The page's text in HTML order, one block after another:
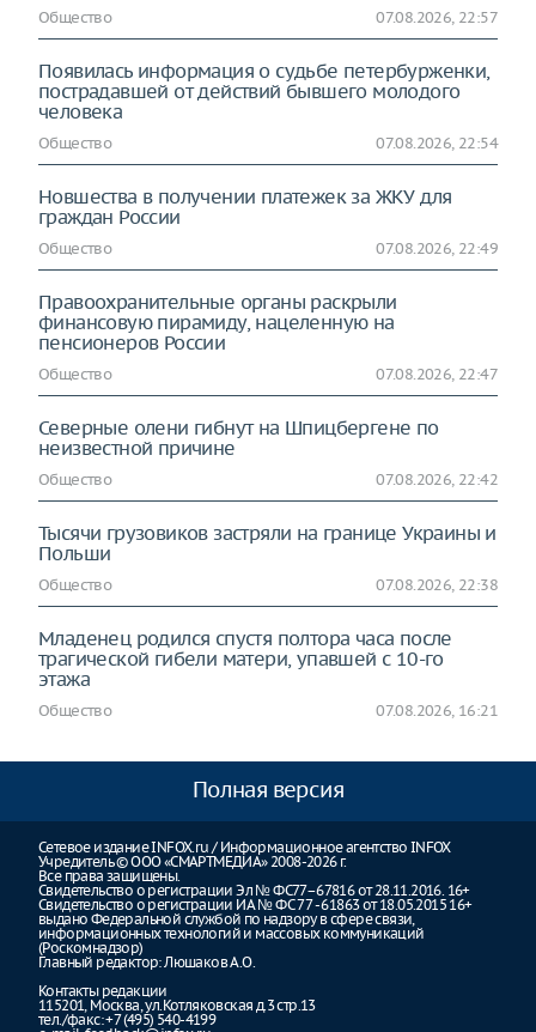
Общество 07.08.2026, 22:57
Появилась информация о судьбе петербурженки,
пострадавшей от действий бывшего молодого
человека
Общество 07.08.2026, 22:54
Новшества в получении платежек за ЖКУ для
граждан России
Общество 07.08.2026, 22:49
Правоохранительные органы раскрыли
финансовую пирамиду, нацеленную на
пенсионеров России
Общество 07.08.2026, 22:47
Северные олени гибнут на Шпицбергене по
неизвестной причине
Общество 07.08.2026, 22:42
Тысячи грузовиков застряли на границе Украины и
Польши
Общество 07.08.2026, 22:38
Младенец родился спустя полтора часа после
трагической гибели матери, упавшей с 10-го
этажа
Общество 07.08.2026, 16:21
Полная версия
Сетевое издание INFOX.ru / Информационное агентство INFOX
Учредитель © ООО «СМАРТМЕДИА» 2008-2026 г.
Все права защищены.
Свидетельство о регистрации Эл № ФС77–67816 от 28.11.2016. 16+
Свидетельство о регистрации ИА № ФС 77 - 61863 от 18.05.2015 16+
выдано Федеральной службой по надзору в сфере связи,
информационных технологий и массовых коммуникаций
(Роскомнадзор)
Главный редактор: Люшаков А.О.
Контакты редакции
115201, Москва, ул.Котляковская д.3 стр.13
тел./факс: +7 (495) 540-4199